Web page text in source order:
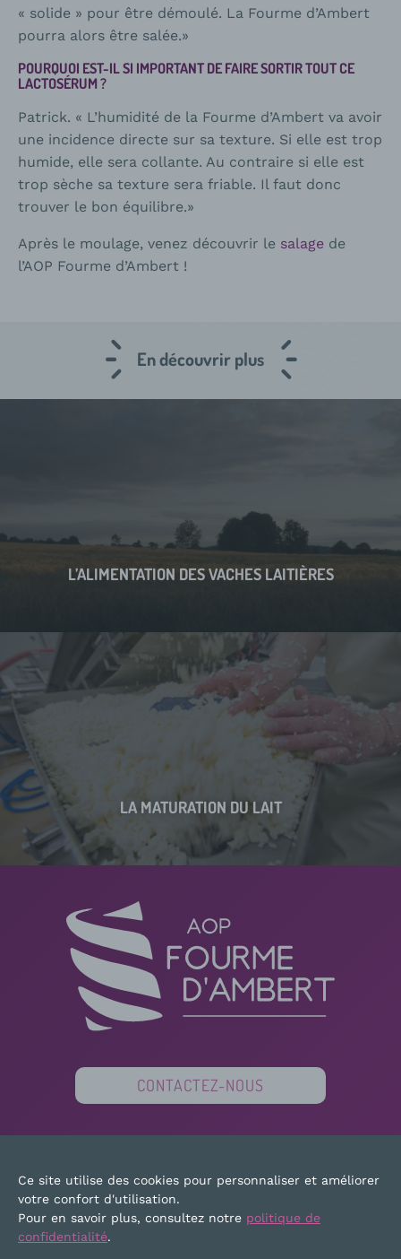
« solide » pour être démoulé. La Fourme d’Ambert
pourra alors être salée.»
POURQUOI EST-IL SI IMPORTANT DE FAIRE SORTIR TOUT CE
LACTOSÉRUM ?
Patrick. « L’humidité de la Fourme d’Ambert va avoir
une incidence directe sur sa texture. Si elle est trop
humide, elle sera collante. Au contraire si elle est
trop sèche sa texture sera friable. Il faut donc
trouver le bon équilibre.»
Après le moulage, venez découvrir le salage de
l’AOP Fourme d’Ambert !
En découvrir plus
L’ALIMENTATION DES VACHES LAITIÈRES
LA MATURATION DU LAIT
CONTACTEZ-NOUS
PLAN DU SITE MENTIONS LÉGALES
Ce site utilise des cookies pour personnaliser et améliorer
votre confort d'utilisation.
Pour en savoir plus, consultez notre politique de
confidentialité.